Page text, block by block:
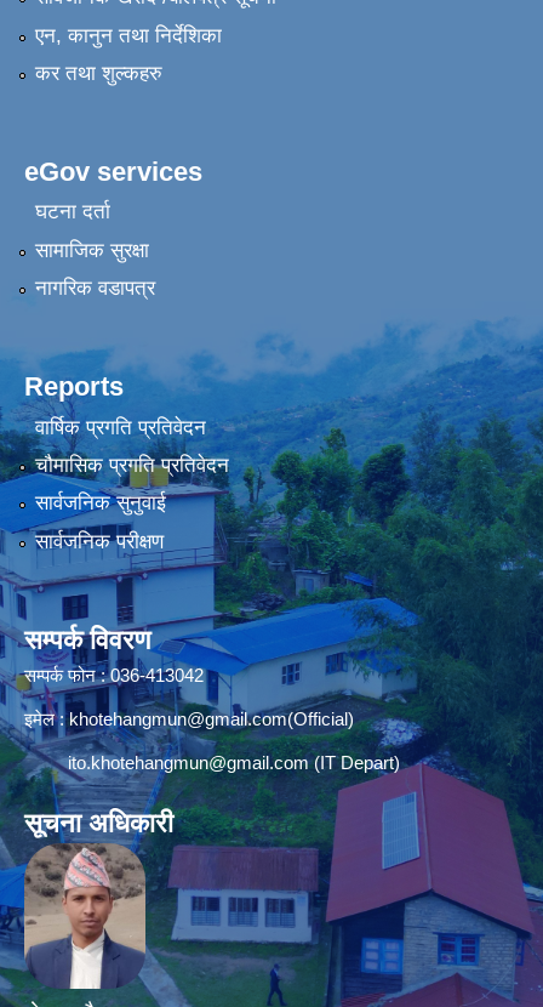
एन, कानुन तथा निर्देशिका
कर तथा शुल्कहरु
eGov services
घटना दर्ता
सामाजिक सुरक्षा
नागरिक वडापत्र
Reports
वार्षिक प्रगति प्रतिवेदन
चौमासिक प्रगति प्रतिवेदन
सार्वजनिक सुनुवाई
सार्वजनिक परीक्षण
सम्पर्क विवरण
सम्पर्क फोन : 036-413042
इमेल :khotehangmun@gmail.com(Official)
ito.khotehangmun@gmail.com(IT Depart)
सूचना अधिकारी